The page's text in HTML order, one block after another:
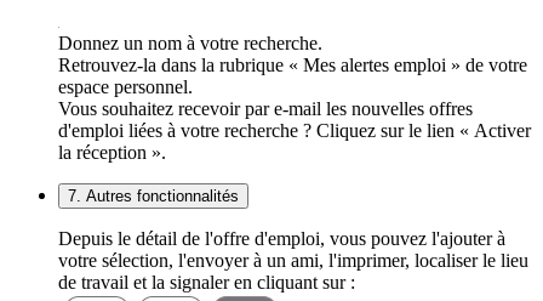
Donnez un nom à votre recherche.
Retrouvez-la dans la rubrique « Mes alertes emploi » de votre
espace personnel.
Vous souhaitez recevoir par e-mail les nouvelles offres
d'emploi liées à votre recherche ? Cliquez sur le lien « Activer
la réception ».
7. Autres fonctionnalités
Depuis le détail de l'offre d'emploi, vous pouvez l'ajouter à
votre sélection, l'envoyer à un ami, l'imprimer, localiser le lieu
de travail et la signaler en cliquant sur :